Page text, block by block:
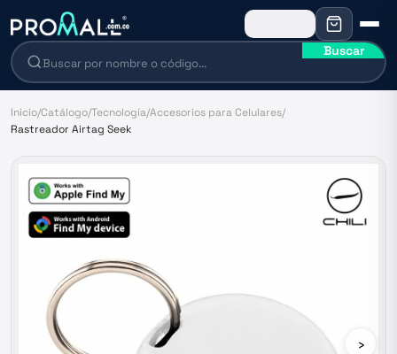
Buscar
Inicio/Catálogo/Tecnología/Accesorios para Celulares/
Rastreador Airtag Seek
›